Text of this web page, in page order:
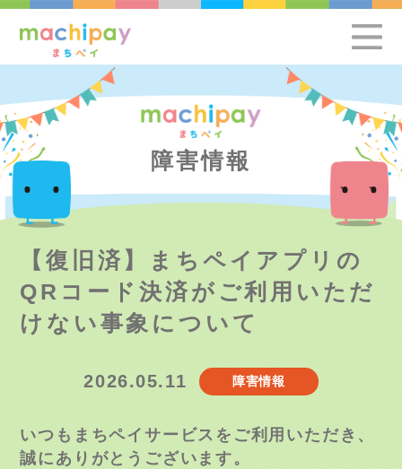
障害情報
【復旧済】まちペイアプリの
QRコード決済がご利用いただ
けない事象について
2026.05.11 障害情報
いつもまちペイサービスをご利用いただき、
誠にありがとうございます。